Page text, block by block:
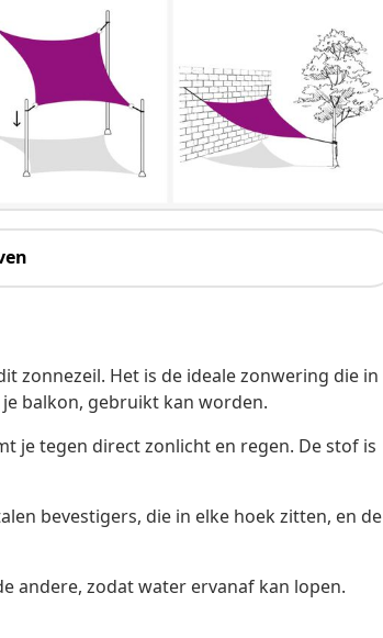
zonnezeil. Het is de ideale zonwering die in
balkon, gebruikt kan worden.
je tegen direct zonlicht en regen. De stof is
bevestigers, die in elke hoek zitten, en de
andere, zodat water ervanaf kan lopen.